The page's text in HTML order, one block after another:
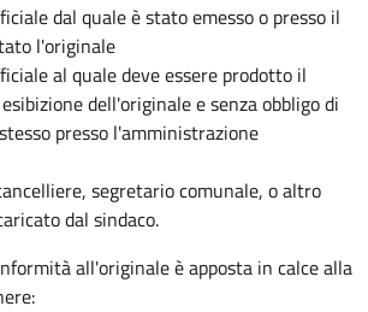
dal quale è stato emesso o presso il
l'originale
al quale deve essere prodotto il
dell'originale e senza obbligo di
presso l'amministrazione
segretario comunale, o altro
dal sindaco.
all'originale è apposta in calce alla